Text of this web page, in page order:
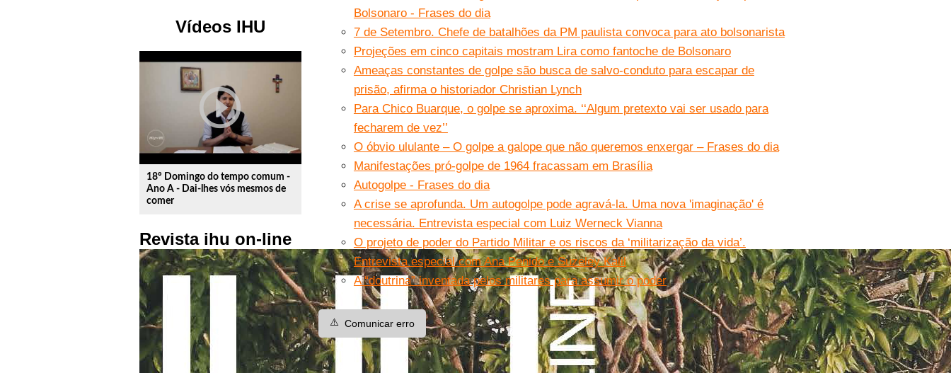
Vídeos IHU
play_circle_outline
18º Domingo do tempo comum -
Ano A - Dai-lhes vós mesmos de
comer
Revista ihu on-line
Bolsonaro - Frases do dia
7 de Setembro. Chefe de batalhões da PM paulista convoca para ato bolsonarista
Projeções em cinco capitais mostram Lira como fantoche de Bolsonaro
Ameaças constantes de golpe são busca de salvo-conduto para escapar de
prisão, afirma o historiador Christian Lynch
Para Chico Buarque, o golpe se aproxima. ‘‘Algum pretexto vai ser usado para
fecharem de vez’’
O óbvio ululante – O golpe a galope que não queremos enxergar – Frases do dia
Manifestações pró-golpe de 1964 fracassam em Brasília
Autogolpe - Frases do dia
A crise se aprofunda. Um autogolpe pode agravá-la. Uma nova 'imaginação' é
necessária. Entrevista especial com Luiz Werneck Vianna
O projeto de poder do Partido Militar e os riscos da ‘militarização da vida’.
Entrevista especial com Ana Penido e Suzeley Kalil
A “doutrina” inventada pelos militares para assumir o poder
⚠️ Comunicar erro